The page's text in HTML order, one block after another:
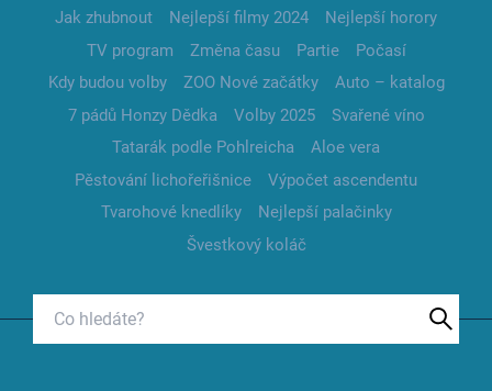
Jak zhubnout Nejlepší filmy 2024
Nejlepší horory
TV program
Změna času Partie
Počasí
Kdy budou volby
ZOO Nové začátky
Auto – katalog
7 pádů Honzy Dědka
Volby 2025
Svařené víno
Tatarák podle Pohlreicha
Aloe vera
Pěstování lichořeřišnice
Výpočet ascendentu
Tvarohové knedlíky
Nejlepší palačinky
Švestkový koláč